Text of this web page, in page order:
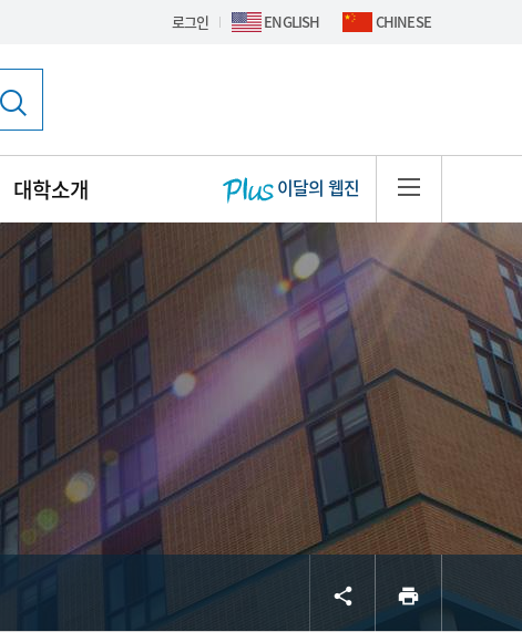
로그인 ENGLISH CHINESE
대학소개 이달의 웹진 사이트맵
서브
share print 프린트